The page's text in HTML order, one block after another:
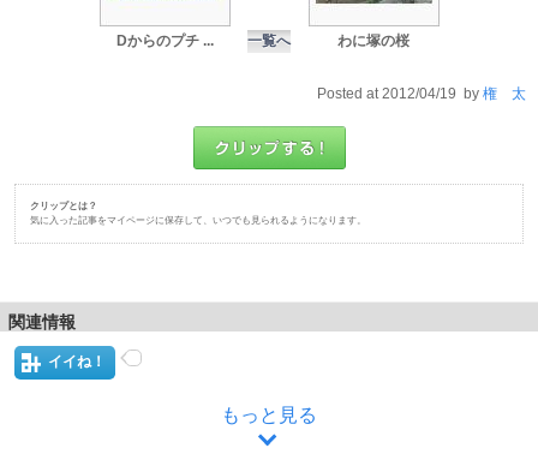
Dからのプチ ... 一覧へ わに塚の桜
Posted at 2012/04/19 by 権 太
クリップとは？
気に入った記事をマイページに保存して、いつでも見られるようになります。
関連情報
イイね！
もっと見る